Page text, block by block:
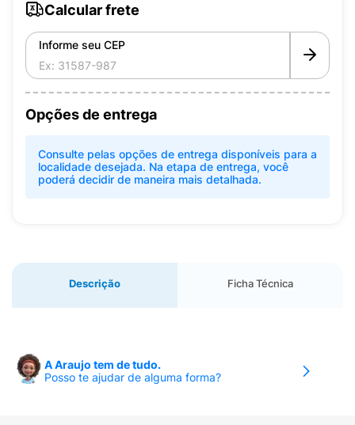
Calcular frete
Informe seu CEP
Opções de entrega
Consulte pelas opções de entrega disponíveis para a
localidade desejada. Na etapa de entrega, você
poderá decidir de maneira mais detalhada.
Descrição Ficha Técnica
A Araujo tem de tudo.
Posso te ajudar de alguma forma?